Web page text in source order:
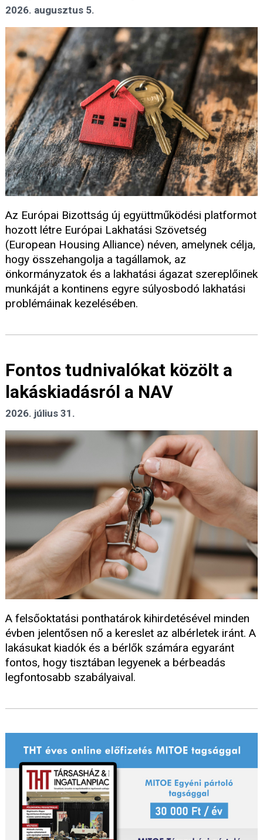
2026. augusztus 5.
Az Európai Bizottság új együttműködési platformot
hozott létre Európai Lakhatási Szövetség
(European Housing Alliance) néven, amelynek célja,
hogy összehangolja a tagállamok, az
önkormányzatok és a lakhatási ágazat szereplőinek
munkáját a kontinens egyre súlyosbodó lakhatási
problémáinak kezelésében.
Fontos tudnivalókat közölt a
lakáskiadásról a NAV
2026. július 31.
A felsőoktatási ponthatárok kihirdetésével minden
évben jelentősen nő a kereslet az albérletek iránt. A
lakásukat kiadók és a bérlők számára egyaránt
fontos, hogy tisztában legyenek a bérbeadás
legfontosabb szabályaival.